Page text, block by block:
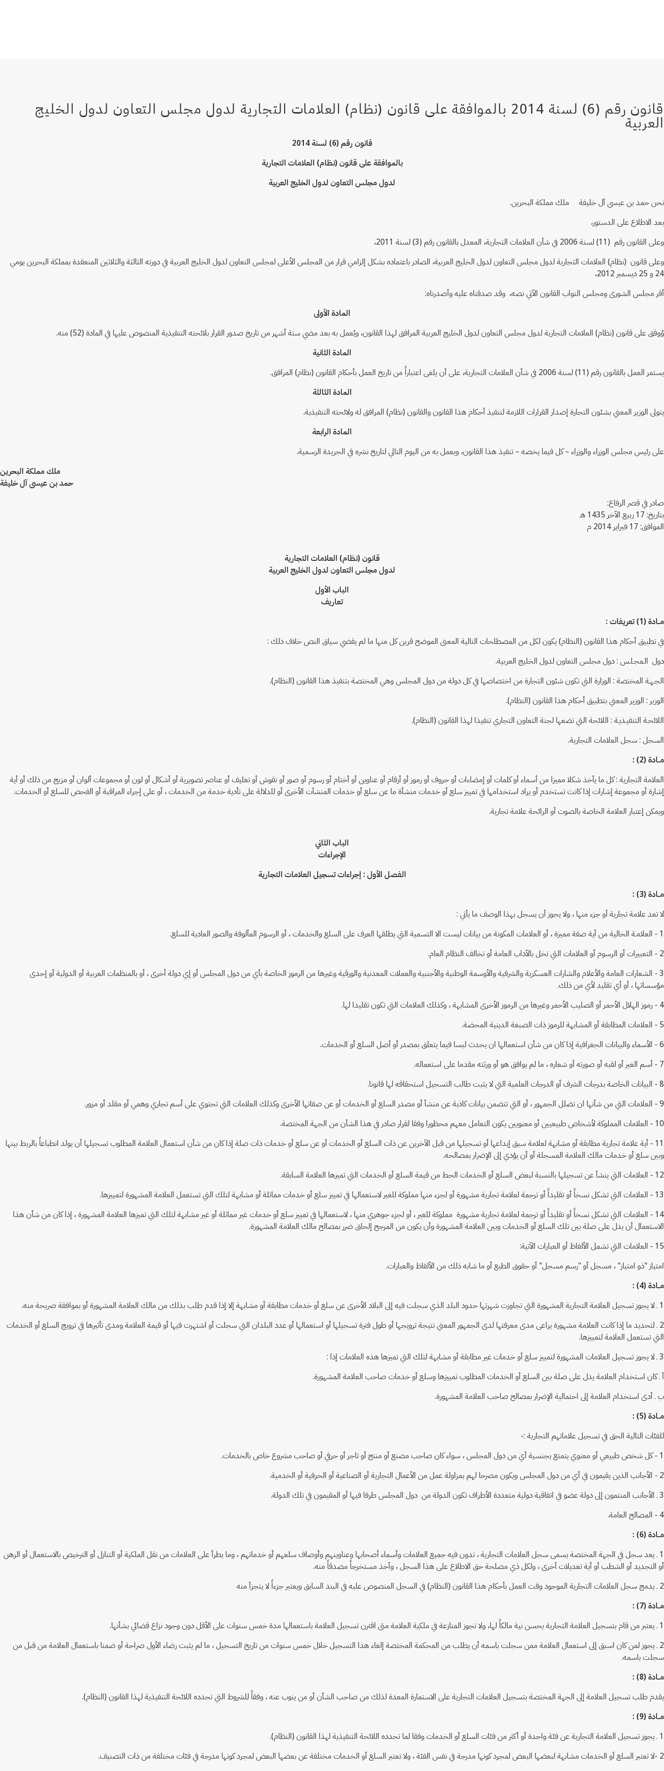
قانون رقم (6) لسنة 2014
بالموافقة على قانون (نظام) العلامات التجارية
لدول مجلس التعاون لدول الخليج العربية
نحن حمد بن عيسى آل خليفة ملك مملكة البحرين.
بعد الاطلاع على الدستور،
وعلى القانون رقم (11) لسنة 2006 في شأن العلامات التجارية، المعدل بالقانون رقم (3) لسنة 2011،
وعلى قانون (نظام) العلامات التجارية لدول مجلس التعاون لدول الخليج العربية، الصادر باعتماده بشكل إلزامي قرار من المجلس الأعلى لمجلس التعاون لدول الخليج العربية في دورته الثالثة والثلاثين المنعقدة بمملكة البحرين يومي
24 و 25 ديسمبر 2012،
أقر مجلس الشورى ومجلس النواب القانون الآتي نصه، وقد صدقناه عليه وأصدرناه:
المادة الأولى
وُوفق على قانون (نظام) العلامات التجارية لدول مجلس التعاون لدول الخليج العربية المرافق لهذا القانون، ويُعمل به بعد مضي ستة أشهر من تاريخ صدور القرار بلائحته التنفيذية المنصوص عليها في المادة (52) منه.
المادة الثانية
يستمر العمل بالقانون رقم (11) لسنة 2006 في شأن العلامات التجارية، على أن يلغى اعتباراً من تاريخ العمل بأحكام القانون (نظام) المرافق.
المادة الثالثة
يتولى الوزير المعني بشئون التجارة إصدار القرارات اللازمة لتنفيذ أحكام هذا القانون والقانون (نظام) المرافق له ولائحته التنفيذية.
المادة الرابعة
على رئيس مجلس الوزراء والوزراء – كل فيما يخصه – تنفيذ هذا القانون، ويعمل به من اليوم التالي لتاريخ نشره في الجريدة الرسمية.
ملك مملكة البحرين
حمد بن عيسى آل خليفة
صادر في قصر الرفاع:
بتاريخ: 17 ربيع الآخر 1435 هـ
الموافق: 17 فبراير 2014 م
قانون (نظام) العلامات التجارية
لدول مجلس التعاون لدول الخليج العربية
الباب الأول
تعاريف
مــادة (1) تعريفات :
في تطبيق أحكام هذا القانون (النظام) يكون لكل من المصطلحات التالية المعنى الموضح قرين كل منها ما لم يقضي سياق النص خلاف ذلك :
دول الـمجـلـس : دول مجلس التعاون لدول الخليج العربية.
الجـهـة المختصة : الوزارة التي تكون شئون التجارة من اختصاصها في كل دولة من دول المجلس وهي المختصة بتنفيذ هذا القانون (النظام).
الوزير : الوزير المعني بتطبيق أحكام هذا القانون (النظام).
اللائحـة التنفيـذيـة : اللائحة التي تضعها لجنة التعاون التجاري تنفيذا لهذا القانون (النظام).
السجل : سجل العلامات التجارية.
مــادة (2) :
العلامة التجارية : كل ما يأخذ شكلا مميزا من أسماء أو كلمات أو إمضاءات أو حروف أو رموز أو أرقام أو عناوين أو أختام أو رسوم أو صور أو نقوش أو تغليف أو عناصر تصويرية أو أشكال أو لون أو مجموعات ألوان أو مزيج من ذلك أو أية
إشارة أو مجموعة إشارات إذا كانت تستخدم أو يراد استخدامها في تمييز سلع أو خدمات منشأة ما عن سلع أو خدمات المنشآت الأخرى أو للدلالة على تأدية خدمة من الخدمات ، أو على إجراء المراقبة أو الفحص للسلع أو الخدمات.
ويمكن إعتبار العلامة الخاصة بالصوت أو الرائحة علامة تجارية.
الباب الثاني
الإجراءات
الفصل الأول : إجراءات تسجيل العلامات التجارية
مــادة (3) :
لا تعد علامة تجارية أو جزء منها ، ولا يجوز أن يسجل بهذا الوصف ما يأتي :
1 - العلامـة الخالية من أية صفة مميزة ، أو العلامات المكونة من بيانات ليست الا التسمية التي يطلقها العرف على السلع والخدمات ، أو الرسوم المألوفة والصور العادية للسلع.
2 - التعبيرات أو الرسوم أو العلامات التي تخل بالآداب العامة أو تخالف النظام العام.
3 - الشعارات العامة والأعلام والشارات العسكرية والشرفية والأوسمة الوطنية والأجنبية والعملات المعدنية والورقية وغيرها من الرموز الخاصة بأي من دول المجلس أو إي دولة أخرى ، أو بالمنظمات العربية أو الدولية أو إحدى
مؤسساتها ، أو أي تقليد لأي من ذلك.
4 - رموز الهلال الأحمر أو الصليب الأحمر وغيرها من الرموز الأخرى المشابهة ، وكذلك العلامات التي تكون تقليدا لها.
5 - العلامات المطابقة أو المشابهة للرموز ذات الصبغة الدينية المحضة.
6 - الأسماء والبيانات الجغرافية إذا كان من شأن استعمالها ان يحدث لبسا فيما يتعلق بمصدر أو أصل السلع أو الخدمات.
7 - أسم الغير أو لقبه أو صورته أو شعاره ، ما لم يوافق هو أو ورثته مقدما على استعماله.
8 - البيانات الخاصة بدرجات الشرف أو الدرجات العلمية التي لا يثبت طالب التسجيل استحقاقه لها قانونا.
9 - العلامات التي من شأنها ان تضلل الجمهور ، أو التي تتضمن بيانات كاذبة عن منشأ أو مصدر السلع أو الخدمات أو عن صفاتها الأخرى وكذلك العلامات التي تحتوي على أسم تجاري وهمي أو مقلد أو مزور.
10 - العلامات المملوكة لأشخاص طبيعيين أو معنويين يكون التعامل معهم محظورا وفقا لقرار صادر في هذا الشأن من الجهة المختصة.
11 - أية علامة تجارية مطابقة أو مشابهة لعلامة سبق إيداعها أو تسجيلها من قبل الآخرين عن ذات السلع أو الخدمات أو عن سلع أو خدمات ذات صلة إذا كان من شأن استعمال العلامة المطلوب تسجيلها أن يولد انطباعاً بالربط بينها
وبين سلع أو خدمات مالك العلامة المسجلة أو أن يؤدي إلى الإضرار بمصالحه.
12 - العلامات التي ينشأ عن تسجيلها بالنسبة لبعض السلع أو الخدمات الحط من قيمة السلع أو الخدمات التي تميزها العلامة السابقة.
13 - العلامات التي تشكل نسخاً أو تقليداً أو ترجمة لعلامة تجارية مشهورة أو لجزء منها مملوكة للغير لاستعمالها في تمييز سلع أو خدمات مماثلة أو مشابهة لتلك التي تستعمل العلامة المشهورة لتمييزها.
14 - العلامات التي تشكل نسخاً أو تقليداً أو ترجمة لعلامة تجارية مشهورة مملوكة للغير ، أو لجزء جوهري منها ، لاستعمالها في تمييز سلع أو خدمات غير مماثلة أو غير مشابهة لتلك التي تميزها العلامة المشهورة ، إذا كان من شأن هذا
الاستعمال أن يدل على صلة بين تلك السلع أو الخدمات وبين العلامة المشهورة وأن يكون من المرجح إلحاق ضرر بمصالح مالك العلامة المشهورة.
15 - العلامات التي تشمل الألفاظ أو العبارات الآتية:
امتياز "ذو امتياز" ، مسجل أو "رسم مسجل" أو حقوق الطبع أو ما شابه ذلك من الألفاظ والعبارات.
مــادة (4) :
1 ـ لا يجوز تسجيل العلامة التجارية المشهورة التي تجاوزت شهرتها حدود البلد الذي سجلت فيه إلى البلاد الأخرى عن سلع أو خدمات مطابقة أو مشابهة إلا إذا قدم طلب بذلك من مالك العلامة المشهورة أو بموافقة صريحة منه.
2 ـ لتحديد ما إذا كانت العلامة مشهورة يراعى مدى معرفتها لدى الجمهور المعني نتيجة ترويجها أو طول فترة تسجيلها أو استعمالها أو عدد البلدان التي سجلت أو اشتهرت فيها أو قيمة العلامة ومدى تأثيرها في ترويج السلع أو الخدمات
التي تستعمل العلامة لتمييزها.
3 ـ لا يجوز تسجيل العلامات المشهورة لتمييز سلع أو خدمات غير مطابقة أو مشابهة لتلك التي تميزها هذه العلامات إذا :
أ ـ كان استخدام العلامة يدل على صلة بين السلع أو الخدمات المطلوب تمييزها وسلع أو خدمات صاحب العلامة المشهورة.
ب ـ أدى استخدام العلامة إلى احتمالية الإضرار بمصالح صاحب العلامة المشهورة.
مــادة (5) :
للفئات التالية الحق في تسجيل علاماتهم التجارية :-
1 - كل شخص طبيعي أو معنوي يتمتع بجنسية أي من دول المجلس ، سواء كان صاحب مصنع أو منتج أو تاجر أو حرفي أو صاحب مشروع خاص بالخدمات.
2 - الأجانب الذين يقيمون في أي من دول المجلس ويكون مصرحا لهم بمزاولة عمل من الأعمال التجارية أو الصناعية أو الحرفية أو الخدمية.
3 ـ الأجانب المنتمون إلى دولة عضو في اتفاقية دولية متعددة الأطراف تكون الدولة من دول المجلس طرفا فيها أو المقيمون في تلك الدولة.
4 - المصالح العامة.
مــادة (6) :
1 ـ يعد سجل في الجهة المختصة يسمى سجل العلامات التجارية ، تدون فيه جميع العلامات وأسماء أصحابها وعناوينهم وأوصاف سلعهم أو خدماتهم ، وما يطرأ على العلامات من نقل الملكية أو التنازل أو الترخيص بالاستعمال أو الرهن
أو التجديد أو الشطب أو أية تعديلات أخرى ، ولكل ذي مصلحة حق الاطلاع على هذا السجل ، وأخذ مستخرجاً مصدقاً منه.
2 ـ يدمج سجل العلامات التجارية الموجود وقت العمل بأحكام هذا القانون (النظام) في السجل المنصوص عليه في البند السابق ويعتبر جزءاً لا يتجزأ منه
مــادة (7) :
1 ـ يعتبر من قام بتسجيل العلامة التجارية بحسن نية مالكاً لها، ولا تجوز المنازعة في ملكية العلامة متى اقترن تسجيل العلامة باستعمالها مدة خمس سنوات على الأقل دون وجود نزاع قضائي بشأنها.
2 ـ يجوز لمن كان اسبق إلى استعمال العلامة ممن سجلت باسمه أن يطلب من المحكمة المختصة إلغاء هذا التسجيل خلال خمس سنوات من تاريخ التسجيل ، ما لم يثبت رضاء الأول صراحة أو ضمنا باستعمال العلامة من قبل من
سجلت باسمه.
مــادة (8) :
يقدم طلب تسجيل العلامة إلى الجهة المختصة بتسجيل العلامات التجارية على الاستمارة المعدة لذلك من صاحب الشأن أو من ينوب عنه ، وفقاً للشروط التي تحدده اللائحة التنفيذية لهذا القانون (النظام).
مــادة (9) :
1 ـ يجوز تسجيل العلامة التجارية عن فئة واحدة أو أكثر من فئات السلع أو الخدمات وفقا لما تحدده اللائحة التنفيذية لهذا القانون (النظام).
2 -لا تعتبر السلع أو الخدمات مشابهة لبعضها البعض لمجرد كونها مدرجة في نفس الفئة ، ولا تعتبر السلع أو الخدمات مختلفة عن بعضها البعض لمجرد كونها مدرجة في فئات مختلفة من ذات التصنيف.